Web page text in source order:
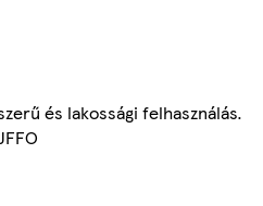
és lakossági felhasználás.